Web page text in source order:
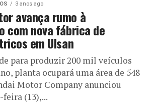
3 anos ago
avança rumo à
com nova fábrica de
em Ulsan
para produzir 200 mil veículos
planta ocupará uma área de 548
Motor Company anunciou
feira (13),...